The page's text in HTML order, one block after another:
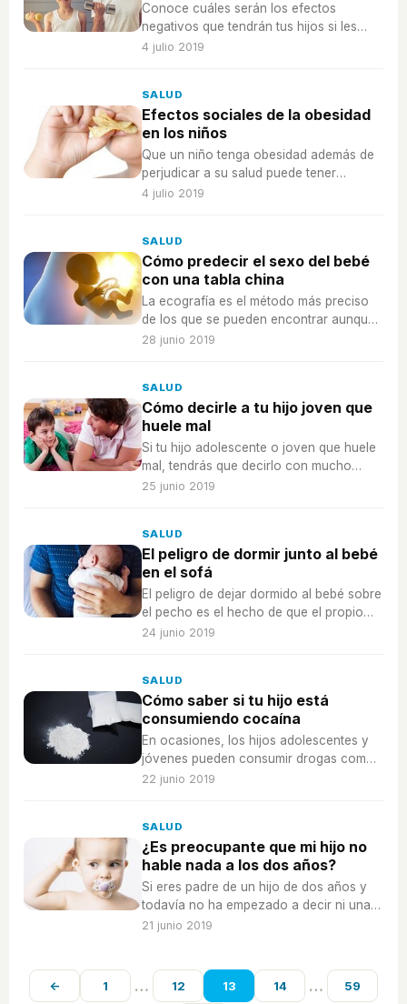
Conoce cuáles serán los efectos
negativos que tendrán tus hijos si les
obligas a hacer deporte sin que ellos
4 julio 2019
SALUD
Efectos sociales de la obesidad
en los niños
Que un niño tenga obesidad además de
perjudicar a su salud puede tener
efectos sociales que le dañen
4 julio 2019
SALUD
Cómo predecir el sexo del bebé
con una tabla china
La ecografía es el método más preciso
de los que se pueden encontrar aunque
se puede probar con la tabla china.
28 junio 2019
SALUD
Cómo decirle a tu hijo joven que
huele mal
Si tu hijo adolescente o joven que huele
mal, tendrás que decirlo con mucho
tacto para conseguir cambios...
25 junio 2019
SALUD
El peligro de dormir junto al bebé
en el sofá
El peligro de dejar dormido al bebé sobre
el pecho es el hecho de que el propio
padre pueda llegar a asfixiarlo.
24 junio 2019
SALUD
Cómo saber si tu hijo está
consumiendo cocaína
En ocasiones, los hijos adolescentes y
jóvenes pueden consumir drogas como
la cocaína... Necesitará de tu ayuda para
22 junio 2019
SALUD
¿Es preocupante que mi hijo no
hable nada a los dos años?
Si eres padre de un hijo de dos años y
todavía no ha empezado a decir ni una
palabra es normal que estés
21 junio 2019
← 1 … 12 13 14 … 59